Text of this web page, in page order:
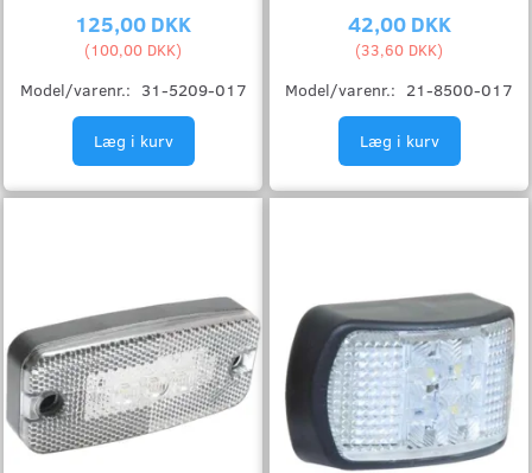
125,00 DKK
(100,00 DKK)
Model/varenr.: 31-5209-017
Læg i kurv
42,00 DKK
(33,60 DKK)
Model/varenr.: 21-8500-017
Læg i kurv